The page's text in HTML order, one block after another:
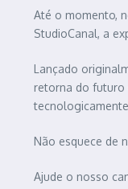
Até o momento,
StudioCanal, a
Lançado
retorna do futuro
Não esquece de
Ajude o nosso